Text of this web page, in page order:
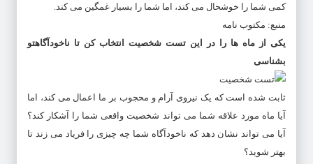
کمی شما را خوشحال می کند، اما شما را بسیار غمگین می کند.
منبع: مکتوب نامه
یکی از ماه ها را در این تست شخصیت انتخاب کن تا ناخودآگاهتو
بشناسی
ثابت شده است که یک نیروی آرام و محجوب بر ما اعمال می کند، اما
آیا ماه مورد علاقه شما می تواند شخصیت واقعی شما را آشکار کند؟
آیا می تواند نشان دهد که ناخودآگاه شما چه چیزی را فریاد می زند تا
بهتر شوید؟